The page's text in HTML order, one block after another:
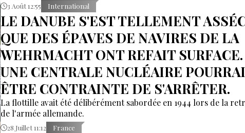
3 Août 12:55 International
LE DANUBE S'EST TELLEMENT
QUE DES ÉPAVES DE NAVIRES DE LA
WEHRMACHT ONT REFAIT SURFACE.
UNE CENTRALE NUCLÉAIRE
ÊTRE CONTRAINTE DE S'ARRÊTER.
La flottille avait été délibérément sabordée en 1944 lors de la
de l'armée allemande.
28 Juillet 11:12 France